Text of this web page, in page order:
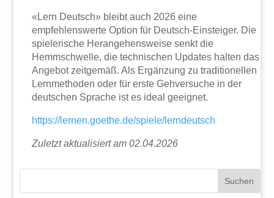
«Lern Deutsch» bleibt auch 2026 eine
empfehlenswerte Option für Deutsch-Einsteiger. Die
spielerische Herangehensweise senkt die
Hemmschwelle, die technischen Updates halten das
Angebot zeitgemäß. Als Ergänzung zu traditionellen
Lernmethoden oder für erste Gehversuche in der
deutschen Sprache ist es ideal geeignet.
https://lernen.goethe.de/spiele/lerndeutsch
Zuletzt aktualisiert am 02.04.2026